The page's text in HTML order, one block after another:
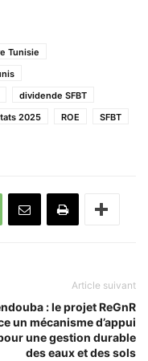
Tunisie
dividende SFBT
2025 ROE
SFBT
Article suivant
: le projet ReGnR
un mécanisme d’appui
une gestion durable
des eaux et des sols